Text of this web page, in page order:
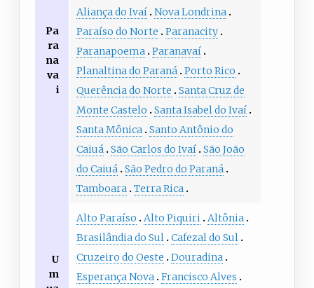
Pa
ra
na
va
i
Aliança do Ivaí Nova Londrina
Paraíso do Norte
Paranacity
Paranapoema Paranavaí
Planaltina do Paraná Porto Rico
Querência do Norte
Santa Cruz de
Monte Castelo
Santa Isabel do Ivaí
Santa Mônica Santo Antônio do
Caiuá São Carlos do Ivaí São João
do Caiuá São Pedro do Paraná
Tamboara Terra Rica
U
m
Alto Paraíso Alto Piquiri Altônia
Brasilândia do Sul Cafezal do Sul
Cruzeiro do Oeste
Douradina
Esperança Nova Francisco Alves